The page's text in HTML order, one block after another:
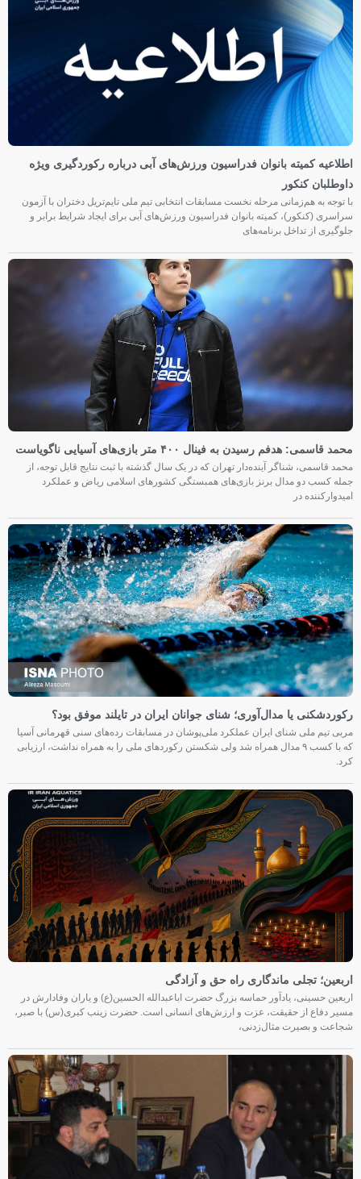
اطلاعیه کمیته بانوان فدراسیون ورزش‌های آبی درباره رکوردگیری ویژه
داوطلبان کنکور
با توجه به هم‌زمانی مرحله نخست مسابقات انتخابی تیم ملی تایم‌تریل دختران با آزمون
سراسری (کنکور)، کمیته بانوان فدراسیون ورزش‌های آبی برای ایجاد شرایط برابر و
جلوگیری از تداخل برنامه‌های
محمد قاسمی: هدفم رسیدن به فینال ۴۰۰ متر بازی‌های آسیایی ناگویاست
محمد قاسمی، شناگر آینده‌دار تهران که در یک سال گذشته با ثبت نتایج قابل توجه، از
جمله کسب دو مدال برنز بازی‌های همبستگی کشورهای اسلامی ریاض و عملکرد
امیدوارکننده در
رکوردشکنی یا مدال‌آوری؛ شنای جوانان ایران در تایلند موفق بود؟
مربی تیم ملی شنای ایران عملکرد ملی‌پوشان در مسابقات رده‌های سنی قهرمانی آسیا
که با کسب ۹ مدال همراه شد ولی شکستن رکوردهای ملی را به همراه نداشت، ارزیابی
کرد.
اربعین؛ تجلی ماندگاری راه حق و آزادگی
اربعین حسینی، یادآور حماسه بزرگ حضرت اباعبدالله الحسین(ع) و یاران وفادارش در
مسیر دفاع از حقیقت، عزت و ارزش‌های انسانی است. حضرت زینب کبری(س) با صبر،
شجاعت و بصیرت مثال‌زدنی،